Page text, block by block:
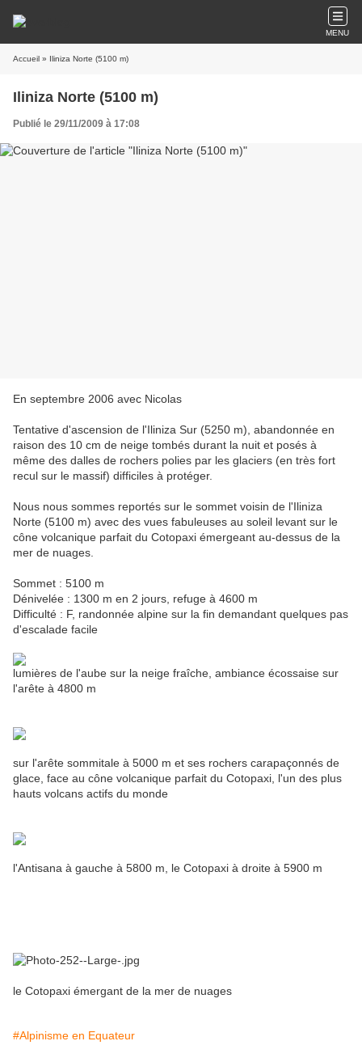
MENU
Accueil » Iliniza Norte (5100 m)
Iliniza Norte (5100 m)
Publié le 29/11/2009 à 17:08
En septembre 2006 avec Nicolas
Tentative d'ascension de l'Iliniza Sur (5250 m), abandonnée en
raison des 10 cm de neige tombés durant la nuit et posés à
même des dalles de rochers polies par les glaciers (en très fort
recul sur le massif) difficiles à protéger.
Nous nous sommes reportés sur le sommet voisin de l'Iliniza
Norte (5100 m) avec des vues fabuleuses au soleil levant sur le
cône volcanique parfait du Cotopaxi émergeant au-dessus de la
mer de nuages.
Sommet : 5100 m
Dénivelée : 1300 m en 2 jours, refuge à 4600 m
Difficulté : F, randonnée alpine sur la fin demandant quelques pas
d'escalade facile
lumières de l'aube sur la neige fraîche, ambiance écossaise sur
l'arête à 4800 m
sur l'arête sommitale à 5000 m et ses rochers carapaçonnés de
glace, face au cône volcanique parfait du Cotopaxi, l'un des plus
hauts volcans actifs du monde
l'Antisana à gauche à 5800 m, le Cotopaxi à droite à 5900 m
le Cotopaxi émergant de la mer de nuages
#Alpinisme en Equateur